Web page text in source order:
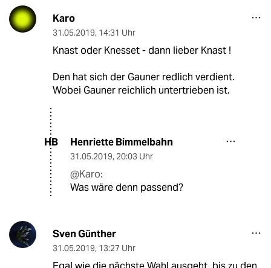
Karo
31.05.2019, 14:31 Uhr
Knast oder Knesset - dann lieber Knast !
Den hat sich der Gauner redlich verdient.
Wobei Gauner reichlich untertrieben ist.
HB Henriette Bimmelbahn
31.05.2019, 20:03 Uhr
@Karo:
Was wäre denn passend?
Sven Günther
31.05.2019, 13:27 Uhr